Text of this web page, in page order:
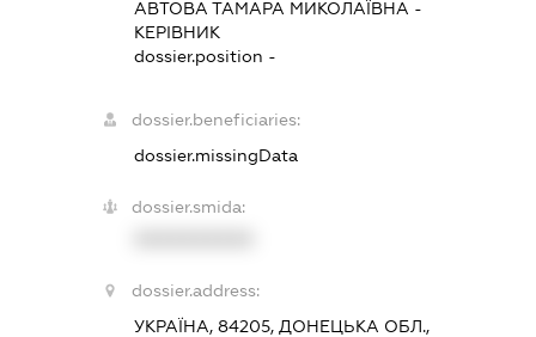
АВТОВА ТАМАРА МИКОЛАЇВНА -
КЕРІВНИК
dossier.position -
dossier.beneficiaries:
dossier.missingData
dossier.smida:
dossier.address:
УКРАЇНА, 84205, ДОНЕЦЬКА ОБЛ.,